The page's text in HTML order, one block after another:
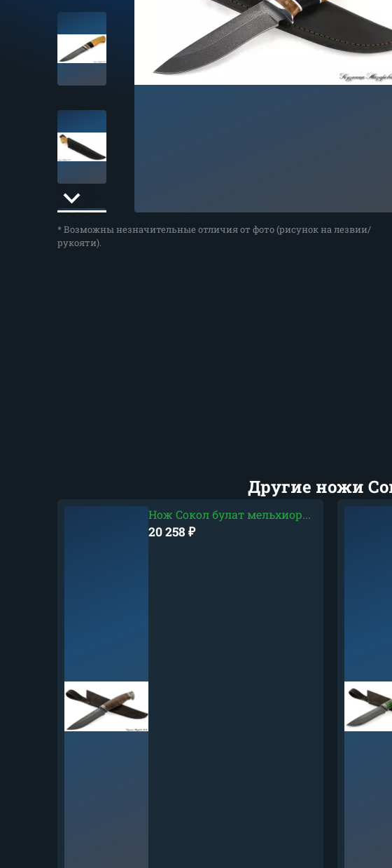
* Возможны незначительные отличия от фото (рисунок на лезвии/
рукояти).
Другие ножи
Нож Сокол булат мельхиор...
20 258 ₽